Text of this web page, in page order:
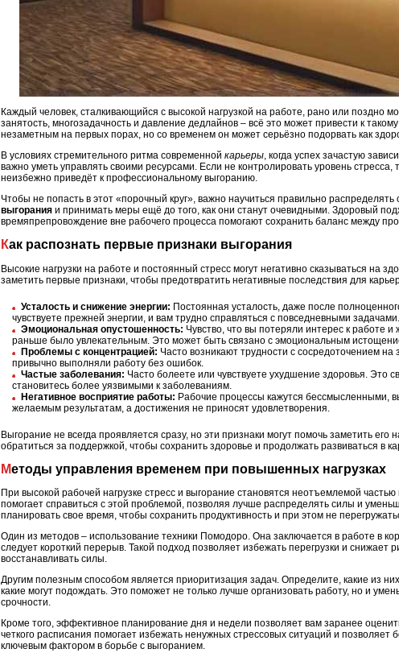
Каждый человек, сталкивающийся с высокой нагрузкой на работе, рано или поздно
занятость, многозадачность и давление дедлайнов – всё это может привести к
незаметным на первых порах, но со временем он может серьёзно подорвать как
В условиях стремительного ритма современной карьеры, когда успех зачастую
важно уметь управлять своими ресурсами. Если не контролировать уровень
неизбежно приведёт к профессиональному выгоранию.
Чтобы не попасть в этот «порочный круг», важно научиться правильно
выгорания и принимать меры ещё до того, как они станут очевидными. Здоровый
времяпрепровождение вне рабочего процесса помогают сохранить баланс между
Как распознать первые признаки выгорания
Высокие нагрузки на работе и постоянный стресс могут негативно сказываться на
заметить первые признаки, чтобы предотвратить негативные последствия для
Усталость и снижение энергии: Постоянная усталость, даже после
чувствуете прежней энергии, и вам трудно справляться с повседневными задачами.
Эмоциональная опустошенность: Чувство, что вы потеряли интерес к работе
раньше было увлекательным. Это может быть связано с эмоциональным
Проблемы с концентрацией: Часто возникают трудности с сосредоточением
привычно выполняли работу без ошибок.
Частые заболевания: Часто болеете или чувствуете ухудшение здоровья. Это
становитесь более уязвимыми к заболеваниям.
Негативное восприятие работы: Рабочие процессы кажутся бессмысленными,
желаемым результатам, а достижения не приносят удовлетворения.
Выгорание не всегда проявляется сразу, но эти признаки могут помочь заметить
обратиться за поддержкой, чтобы сохранить здоровье и продолжать развиваться в
Методы управления временем при повышенных нагрузках
При высокой рабочей нагрузке стресс и выгорание становятся неотъемлемой
помогает справиться с этой проблемой, позволяя лучше распределять силы и
планировать свое время, чтобы сохранить продуктивность и при этом не
Один из методов – использование техники Помодоро. Она заключается в работе в
следует короткий перерыв. Такой подход позволяет избежать перегрузки и снижает
восстанавливать силы.
Другим полезным способом является приоритизация задач. Определите, какие из
какие могут подождать. Это поможет не только лучше организовать работу, но и
срочности.
Кроме того, эффективное планирование дня и недели позволяет вам заранее
четкого расписания помогает избежать ненужных стрессовых ситуаций и позволяет
ключевым фактором в борьбе с выгоранием.